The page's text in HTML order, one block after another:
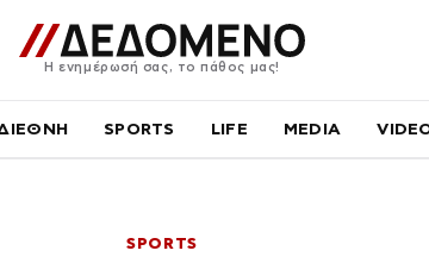
Η ενημέρωσή σας, το πάθος μας!
SPORTS LIFE MEDIA
SPORTS